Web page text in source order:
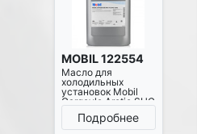
MOBIL 122554
Масло для
холодильных
установок Mobil
Gargoyle Arctic SHC
226E 20 л
Подробнее